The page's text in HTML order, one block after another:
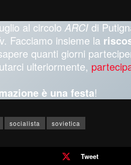
al circolo ARCI di
Facciamo insieme la
quanti giorni
ulteriormente,
è una festa!
socialista sovietica
Tweet